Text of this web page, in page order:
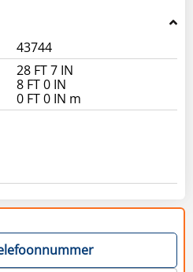
43744
28 FT 7 IN
8 FT 0 IN
0 FT 0 IN m